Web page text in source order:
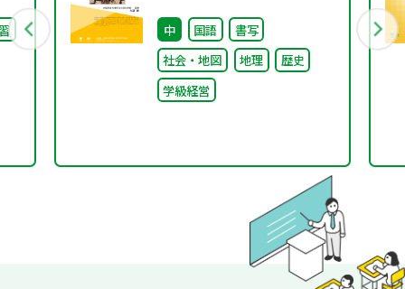
不確実な時代に応答する
小津中の実践 第一回 “当
たり前”を問い直すルー
ルメイキング（校則見直
中 国語
書写
社会・地図
地理
歴史
学級経営